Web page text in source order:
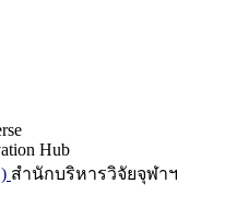
Hub
สำนักบริหารวิจัยจุฬาฯ